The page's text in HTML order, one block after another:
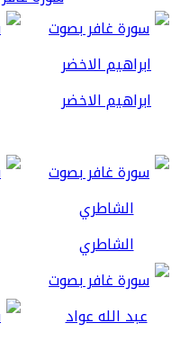
ابراهيم الاخضر
الشاطري